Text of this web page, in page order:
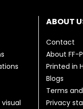
ABOUT
Contact
About FF-
Printed in
Blogs
Terms
Privacy